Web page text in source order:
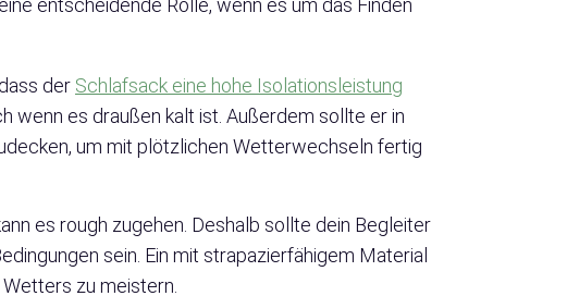
entscheidende Rolle, wenn es um das Finden
der Schlafsack eine hohe Isolationsleistung
wenn es draußen kalt ist. Außerdem sollte er in
um mit plötzlichen Wetterwechseln fertig
es rough zugehen. Deshalb sollte dein Begleiter
sein. Ein mit strapazierfähigem Material
zu meistern.